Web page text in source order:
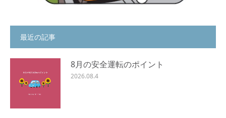
最近の記事
8月の安全運転のポイント
2026.08.4